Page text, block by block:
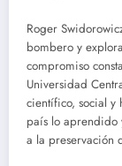
Roger
bombero y
compromiso
Universidad
científico, social y
país lo aprendido
a la preservación